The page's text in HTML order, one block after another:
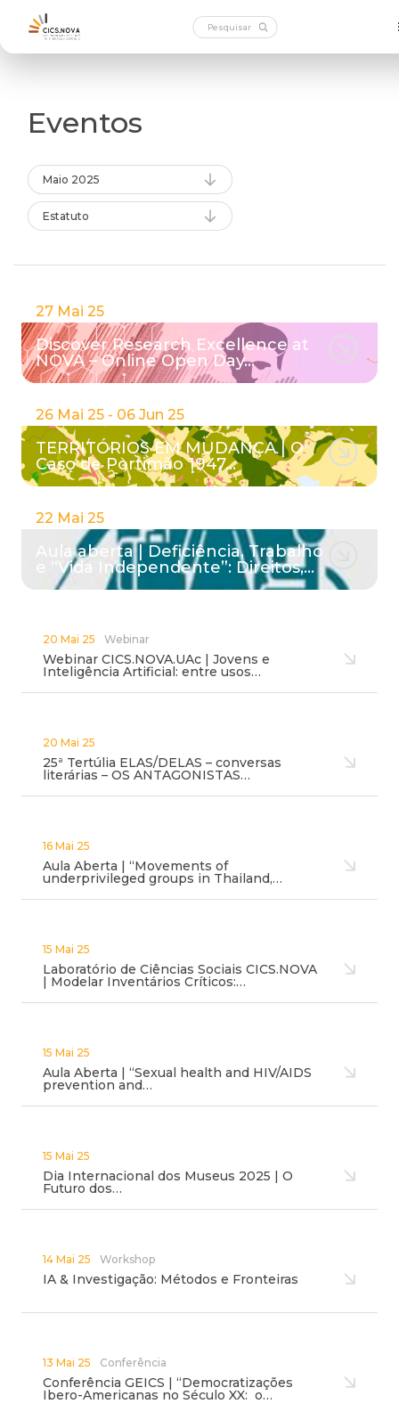
Eventos
Maio 2025
Estatuto
27 Mai 25
Discover Research Excellence at
NOVA – Online Open Day…
26 Mai 25 - 06 Jun 25
TERRITÓRIOS EM MUDANÇA | O
Caso de Portimão 1947…
22 Mai 25
Aula aberta | Deficiência, Trabalho
e “Vida Independente”: Direitos,…
20 Mai 25 Webinar
Webinar CICS.NOVA.UAc | Jovens e
Inteligência Artificial: entre usos…
20 Mai 25
25ª Tertúlia ELAS/DELAS – conversas
literárias – OS ANTAGONISTAS…
16 Mai 25
Aula Aberta | “Movements of
underprivileged groups in Thailand,…
15 Mai 25
Laboratório de Ciências Sociais CICS.NOVA
| Modelar Inventários Críticos:…
15 Mai 25
Aula Aberta | “Sexual health and HIV/AIDS
prevention and…
15 Mai 25
Dia Internacional dos Museus 2025 | O
Futuro dos…
14 Mai 25 Workshop
IA & Investigação: Métodos e Fronteiras
13 Mai 25 Conferência
Conferência GEICS | “Democratizações
Ibero-Americanas no Século XX: o…